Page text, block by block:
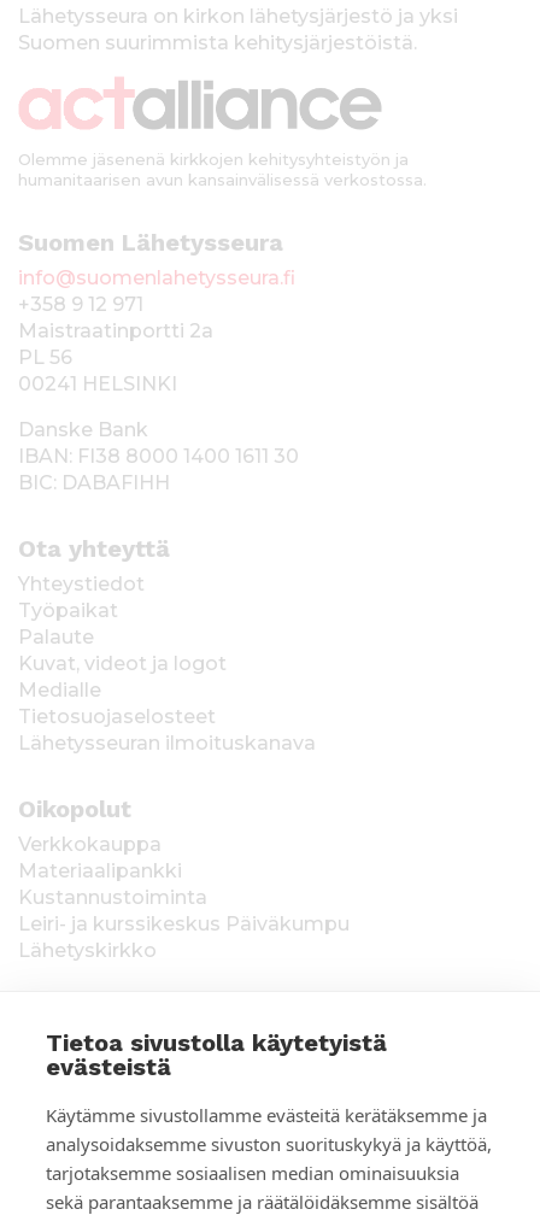
Tietoa sivustolla käytetyistä
evästeistä
Käytämme sivustollamme evästeitä kerätäksemme ja
analysoidaksemme sivuston suorituskykyä ja käyttöä,
tarjotaksemme sosiaalisen median ominaisuuksia
sekä parantaaksemme ja räätälöidäksemme sisältöä
kLähetysseura on kirkon lähetysjärjestö ja yksi
Suomen suurimmista kehitysjärjestöistä.
Olemme jäsenenä kirkkojen kehitysyhteistyön ja
humanitaarisen avun kansainvälisessä verkostossa.
Suomen Lähetysseura
info@suomenlahetysseura.fi
+358 9 12 971
Maistraatinportti 2a
PL 56
00241 HELSINKI
Danske Bank
IBAN: FI38 8000 1400 1611 30
BIC: DABAFIHH
Ota yhteyttä
Yhteystiedot
Työpaikat
Palaute
Kuvat, videot ja logot
Medialle
Tietosuojaselosteet
Lähetysseuran ilmoituskanava
Oikopolut
Verkkokauppa
Materiaalipankki
Kustannustoiminta
Leiri- ja kurssikeskus Päiväkumpu
Lähetyskirkko
voimassa toistaiseksi 1.1.2021 alkaen, myönnetty
1.12.2020, Poliisihallitus. Ahvenanmaa ÅLR
2025/5437, voimassa 1.1.–31.12.2026, myönnetty
28.8.2025 Ahvenanmaan maakuntahallitus. Kerätyt